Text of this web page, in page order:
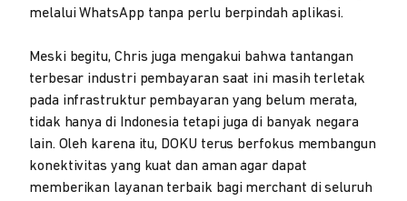
melalui WhatsApp tanpa perlu berpindah aplikasi.
Meski begitu, Chris juga mengakui bahwa tantangan
terbesar industri pembayaran saat ini masih terletak
pada infrastruktur pembayaran yang belum merata,
tidak hanya di Indonesia tetapi juga di banyak negara
lain. Oleh karena itu, DOKU terus berfokus membangun
konektivitas yang kuat dan aman agar dapat
memberikan layanan terbaik bagi merchant di seluruh